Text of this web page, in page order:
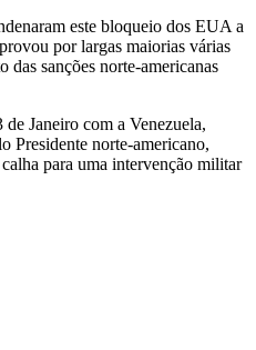
este bloqueio dos EUA a
por largas maiorias várias
das sanções norte-americanas
Janeiro com a Venezuela,
Presidente norte-americano,
para uma intervenção militar